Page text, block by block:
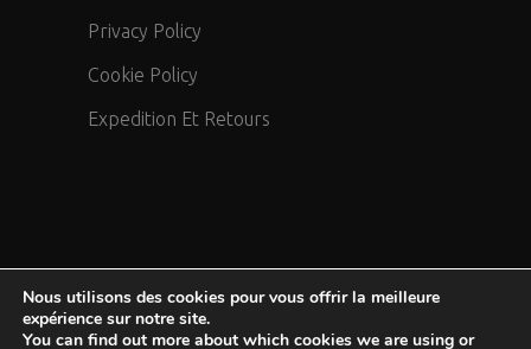
Privacy Policy
Cookie Policy
Expedition Et Retours
COPYRIGHT 2024 MOTOAIRBAG © brand of DPI Safety srl
Nous utilisons des cookies pour vous offrir la meilleure
expérience sur notre site.
You can find out more about which cookies we are using or